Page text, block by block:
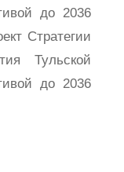
до 2036
Стратегии
Тульской
до 2036